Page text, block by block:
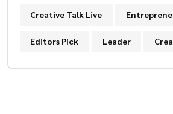
Creative Talk Live
Editors Pick Leader